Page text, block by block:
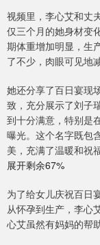
视频里，李心艾和丈
仅三个月的她身材变
期体重增加明显，生
了不少，肉眼可见地
她还分享了百日宴现
致，充分展示了刘子
到十分满意，特别是
曝光。这个名字既包
美，充满了温暖和祝福
展开剩余67%
为了给女儿庆祝百日
从怀孕到生产，李心
心艾虽然有妈妈的帮